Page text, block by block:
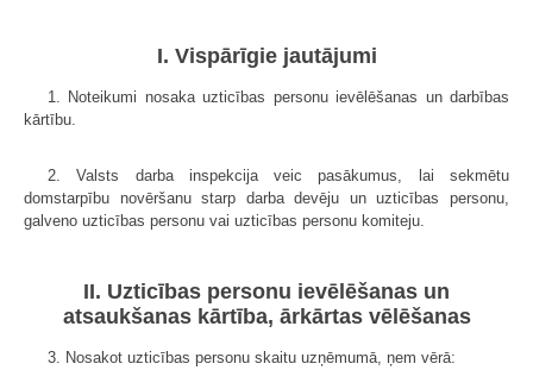
I. Vispārīgie jautājumi
1. Noteikumi nosaka uzticības personu ievēlēšanas un darbības
kārtību.
2. Valsts darba inspekcija veic pasākumus, lai sekmētu
domstarpību novēršanu starp darba devēju un uzticības personu,
galveno uzticības personu vai uzticības personu komiteju.
II. Uzticības personu ievēlēšanas un
atsaukšanas kārtība, ārkārtas vēlēšanas
3. Nosakot uzticības personu skaitu uzņēmumā, ņem vērā: